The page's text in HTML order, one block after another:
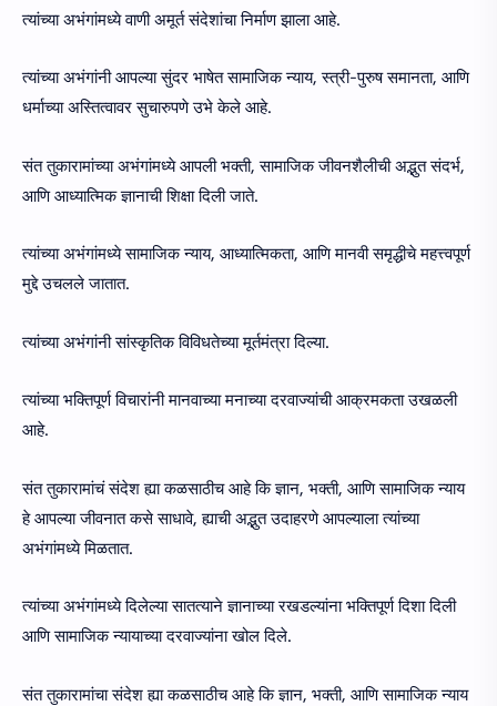
त्यांच्या अभंगांमध्ये वाणी अमूर्त संदेशांचा निर्माण झाला आहे.
त्यांच्या अभंगांनी आपल्या सुंदर भाषेत सामाजिक न्याय, स्त्री-पुरुष समानता, आणि
धर्माच्या अस्तित्वावर सुचारुपणे उभे केले आहे.
संत तुकारामांच्या अभंगांमध्ये आपली भक्ती, सामाजिक जीवनशैलीची अद्भुत संदर्भ,
आणि आध्यात्मिक ज्ञानाची शिक्षा दिली जाते.
त्यांच्या अभंगांमध्ये सामाजिक न्याय, आध्यात्मिकता, आणि मानवी समृद्धीचे महत्त्वपूर्ण
मुद्दे उचलले जातात.
त्यांच्या अभंगांनी सांस्कृतिक विविधतेच्या मूर्तमंत्रा दिल्या.
त्यांच्या भक्तिपूर्ण विचारांनी मानवाच्या मनाच्या दरवाज्यांची आक्रमकता उखळली
आहे.
संत तुकारामांचं संदेश ह्या कळसाठीच आहे कि ज्ञान, भक्ती, आणि सामाजिक न्याय
हे आपल्या जीवनात कसे साधावे, ह्याची अद्भुत उदाहरणे आपल्याला त्यांच्या
अभंगांमध्ये मिळतात.
त्यांच्या अभंगांमध्ये दिलेल्या सातत्याने ज्ञानाच्या रखडल्यांना भक्तिपूर्ण दिशा दिली
आणि सामाजिक न्यायाच्या दरवाज्यांना खोल दिले.
संत तुकारामांचा संदेश ह्या कळसाठीच आहे कि ज्ञान, भक्ती, आणि सामाजिक न्याय